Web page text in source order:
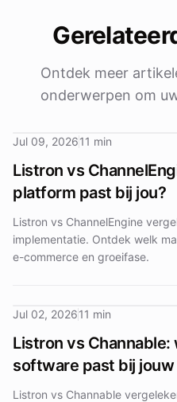
Ontdek meer
onderwerpen om
Jul 09, 202611 min
Listron vs
platform past bij jou?
Listron vs ChannelEngine
implementatie. Ontdek welk
e-commerce en groeifase.
Jul 02, 202611 min
Listron vs
software past bij
Listron vs Channable